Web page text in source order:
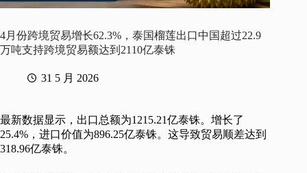
4月份跨境贸易增长62.3%，泰国榴莲出口中国超过22.9
万吨支持跨境贸易额达到2110亿泰铢
31 5 月 2026
最新数据显示，出口总额为1215.21亿泰铢。增长了
25.4%，进口价值为896.25亿泰铢。这导致贸易顺差达到
318.96亿泰铢。